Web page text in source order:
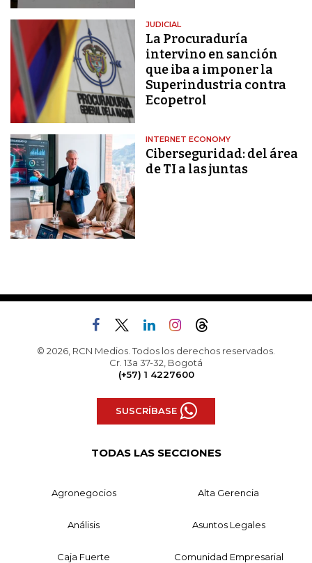
JUDICIAL
La Procuraduría
intervino en sanción
que iba a imponer la
Superindustria contra
Ecopetrol
INTERNET ECONOMY
Ciberseguridad: del área
de TI a las juntas
© 2026, RCN Medios. Todos los derechos reservados.
Cr. 13a 37-32, Bogotá
(+57) 1 4227600
SUSCRÍBASE
TODAS LAS SECCIONES
Agronegocios Alta Gerencia
Análisis Asuntos Legales
Caja Fuerte Comunidad Empresarial